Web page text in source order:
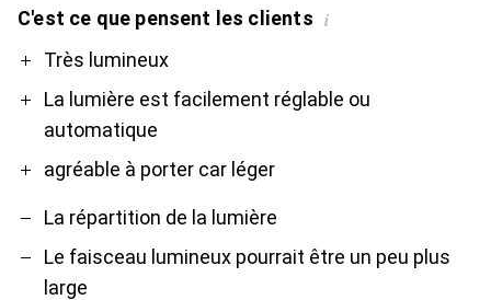
C'est ce que pensent les clients i
ProTrès lumineux
La lumière est facilement réglable ou
automatique
agréable à porter car léger
Contre
La répartition de la lumière
Le faisceau lumineux pourrait être un peu plus
large